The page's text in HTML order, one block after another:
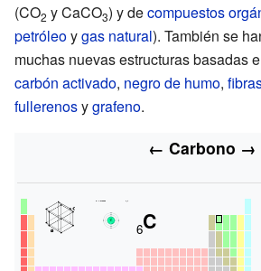
(CO2 y CaCO3) y decompuestos
petróleoygas natural). También se
muchas nuevas estructuras basadas
carbón activado, negro de humo,
fullerenosygrafeno.
← Carbono →
6C